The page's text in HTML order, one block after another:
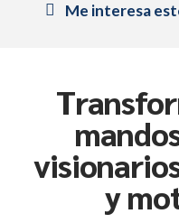
Me interesa
y